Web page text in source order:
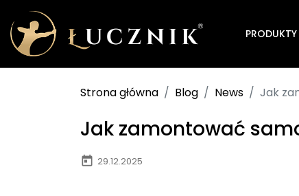
PRODUKTY
Strona główna Blog News Jak
Jak zamontować
today 29.12.2025